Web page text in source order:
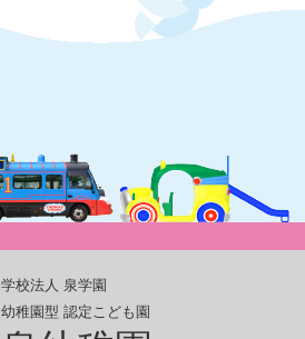
学校法人 泉学園
幼稚園型 認定こども園